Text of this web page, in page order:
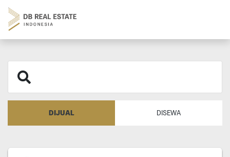
DIJUAL DISEWA